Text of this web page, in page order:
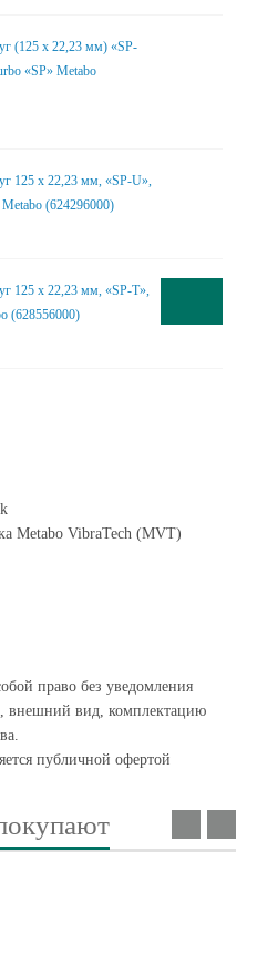
(125 x 22,23 мм) «SP-
«SP» Metabo
125 x 22,23 мм, «SP-U»,
(624296000)
125 x 22,23 мм, «SP-T»,
(628556000)
Metabo VibraTech (MVT)
право без уведомления
внешний вид, комплектацию
публичной офертой